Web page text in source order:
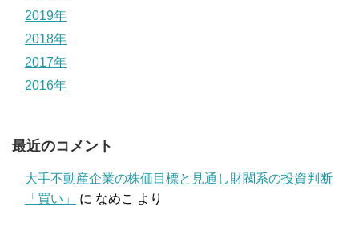
2019年
2018年
2017年
2016年
最近のコメント
大手不動産企業の株価目標と見通し財閥系の投資判断
「買い」
に なめこ より